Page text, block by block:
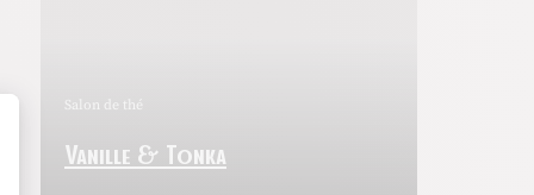
: Personnalisez vos Options
Vanille & Tonka
Salon de thé